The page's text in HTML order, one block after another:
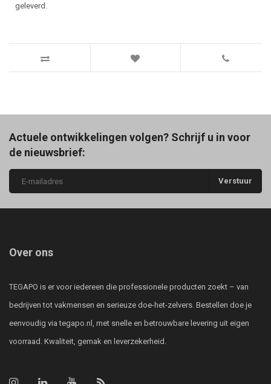
geleverd.
Actuele ontwikkelingen volgen? Schrijf u in voor
de nieuwsbrief:
Verstuur
Over ons
TEGAPO is er voor iedereen die professionele producten zoekt – van
bedrijven tot vakmensen en serieuze doe-het-zelvers. Bestellen doe je
eenvoudig via tegapo.nl, met snelle en betrouwbare levering uit eigen
voorraad. Kwaliteit, gemak en leverzekerheid.